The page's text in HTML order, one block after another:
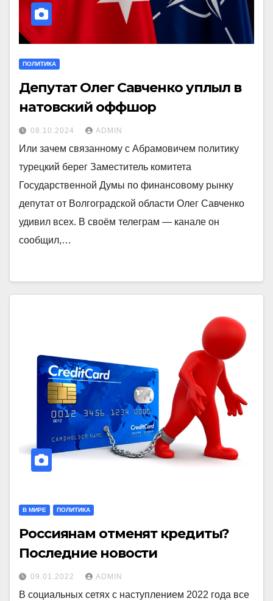
ПОЛИТИКА
Депутат Олег Савченко уплыл в
натовский оффшор
08.10.2024 ADMIN
Или зачем связанному с Абрамовичем политику
турецкий берег Заместитель комитета
Государственной Думы по финансовому рынку
депутат от Волгоградской области Олег Савченко
удивил всех. В своём телеграм — канале он
сообщил,…
В МИРЕ ПОЛИТИКА
Россиянам отменят кредиты?
Последние новости
09.01.2022 ADMIN
В социальных сетях с наступлением 2022 года все